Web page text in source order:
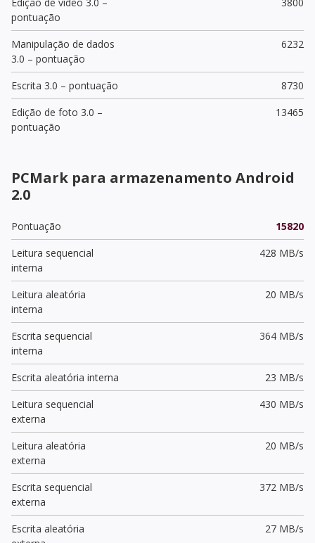
pontuação
Manipulação de dados
3.0 – pontuação
6232
Escrita 3.0 – pontuação
8730
Edição de foto 3.0 –
pontuação
13465
PCMark para armazenamento Android
2.0
Pontuação
15820
Leitura sequencial
interna
428 MB/s
Leitura aleatória
interna
20 MB/s
Escrita sequencial
interna
364 MB/s
Escrita aleatória interna
23 MB/s
Leitura sequencial
externa
430 MB/s
Leitura aleatória
externa
20 MB/s
Escrita sequencial
externa
372 MB/s
Escrita aleatória
27 MB/s